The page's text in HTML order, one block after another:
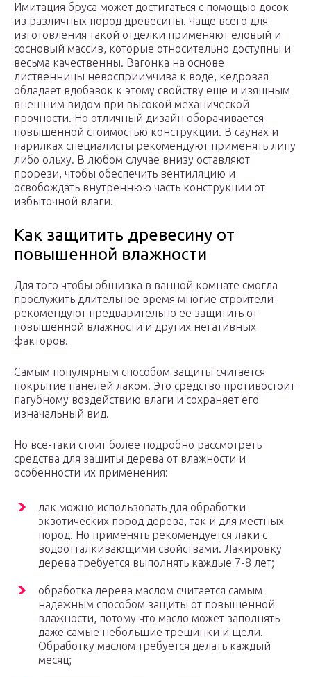
Имитация бруса может достигаться с помощью досок
из различных пород древесины. Чаще всего для
изготовления такой отделки применяют еловый и
сосновый массив, которые относительно доступны и
весьма качественны. Вагонка на основе
лиственницы невосприимчива к воде, кедровая
обладает вдобавок к этому свойству еще и изящным
внешним видом при высокой механической
прочности. Но отличный дизайн оборачивается
повышенной стоимостью конструкции. В саунах и
парилках специалисты рекомендуют применять липу
либо ольху. В любом случае внизу оставляют
прорези, чтобы обеспечить вентиляцию и
освобождать внутреннюю часть конструкции от
избыточной влаги.
Как защитить древесину от
повышенной влажности
Для того чтобы обшивка в ванной комнате смогла
прослужить длительное время многие строители
рекомендуют предварительно ее защитить от
повышенной влажности и других негативных
факторов.
Самым популярным способом защиты считается
покрытие панелей лаком. Это средство противостоит
пагубному воздействию влаги и сохраняет его
изначальный вид.
Но все-таки стоит более подробно рассмотреть
средства для защиты дерева от влажности и
особенности их применения:
лак можно использовать для обработки
экзотических пород дерева, так и для местных
пород. Но применять рекомендуется лаки с
водоотталкивающими свойствами. Лакировку
дерева требуется выполнять каждые 7-8 лет;
обработка дерева маслом считается самым
надежным способом защиты от повышенной
влажности, потому что масло может заполнять
даже самые небольшие трещинки и щели.
Обработку маслом требуется делать каждый
месяц;